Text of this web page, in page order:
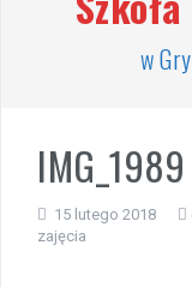
w
IMG_1989
15 lutego 2018
zajęcia